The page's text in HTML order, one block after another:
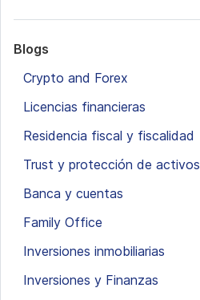
Blogs
Crypto and Forex
Licencias financieras
Residencia fiscal y fiscalidad
Trust y protección de activos
Banca y cuentas
Family Office
Inversiones inmobiliarias
Inversiones y Finanzas